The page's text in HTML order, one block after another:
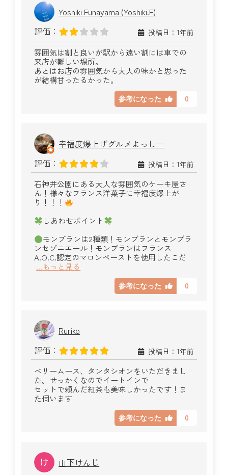
Yoshiki Funayama (Yoshiki.F)
評価：
投稿日：1年前
雰囲気は割と良いが駅から遠い割には車での
来店が難しい場所。
あとはお店の雰囲気から大人の味かと思った
が結構甘ったるかった。
参考になった 0
幸福度爆上げグルメよっしー
評価：
投稿日：1年前
石神井公園にある大人な雰囲気のケーキ屋さ
ん！様々なフランス洋菓子に幸福度爆上が
り！！！
しあわせポイント
モンブランは2種類！モンブランとモンブラ
ンセゾニエール！モンブランはフランス
A.O.C.認定のマロンペーストを使用したこだ
...もっと見る
参考になった 0
Ruriko
評価：
投稿日：1年前
ベリームース、タンタシオンをいただきまし
た。せっかくなのでイートインで
セットで頼んだ紅茶も美味しかったです！ま
た伺います
参考になった 0
山下けんじ